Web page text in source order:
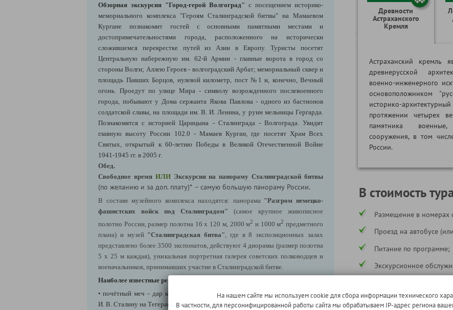
Обзорная экскурсия "Город-герой Волгоград" с посещением историко-
мемориального комплекса "Героям Сталинградской битвы" на Мамаевом
Кургане познакомит гостей с основными памятными местами и
достопримечательностями города, расположенного на исторически
сложившемся перекрестке путей из Азии в Европу. Туристы посетят
Центральную набережную им. 62-й Армии - главные ворота в город со
стороны Волги; Аллею Героев - волгоградский Арбат; мемориальный сквер и
площадь Павших Борцов, нулевой километр, пост №1 и, конечно, Вечный
огонь. Проедут по улице Мира - символу возрожденного послевоенного
города, побывают у Дома сержанта Якова Павлова - одного из бастионов
солдатской славы, на площади им. В. И. Ленина, у руин мельницы Гергарда.
Познакомятся с историей Царицына - Сталинграда - Волгограда. Увидят
главную высоту России 102.0 - Мамаев Курган, где посетят Храм Всех
Святых, открытый к 60-летию Победы в Великой Отечественной Войне
1941-1945 гг. в 2005 г.
Обед.
Свободное время ИЛИ Экскурсия на панораму Сталинградской битвы
(по желанию и за доп. плату)* – самую большую панораму России.
В составе музейного комплекса находятся: панорама "Разгром немецко-
фашистских войск под Сталинградом" (самое крупное живописное
полотно России, размер полотна 16 х 120 м, 2000 м2 и 1000 м2 предметного
плана) и музей "Сталинградская битва" , где в 8 экспозиционных залах
представлено более 3500 экспонатов, действуют 4 диорамы (размер полотна
5 х 25 м каждая), уникальная портретная галерея советских полководцев и
военачальников, принимавших участие в Сталинградской битве.
Наиболее известные реликвии музея:
• почётный меч – дар короля Георга VI гражданам Сталинграда, вручённый
И. В. Сталину на Тегеранской конференции в 1943 г.;
Древности
Астраханского
Кремля
Астраханский кремль
древнерусской
военно-инженерного
основоположником
историко-
протяжении четырех
памятника
сооружения, в том
России.
В стоимость
Размещение в номерах
Проезд на автобусе
Питание по программе;
Экскурсионное
Страхование
На нашем сайте мы используем cookie для сбора информации технического
В частности, для персонифицированной работы сайта мы обрабатываем IP-адрес региона